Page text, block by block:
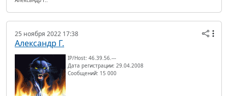
25 ноября 2022 17:38
Александр Г.
IP/Host: 46.39.56.---
Дата регистрации: 29.04.2008
Сообщений: 15 000